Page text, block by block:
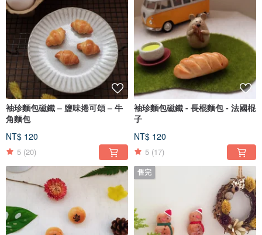
袖珍麵包磁鐵 – 鹽味捲可頌 – 牛
角麵包
NT$ 120
5 (20)
袖珍麵包磁鐵 - 長棍麵包 - 法國棍
子
NT$ 120
5 (17)
售完